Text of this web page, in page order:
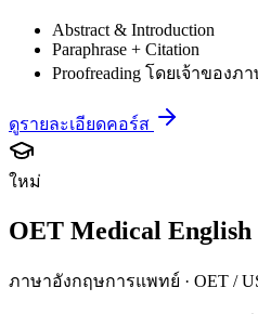
Abstract & Introduction
Paraphrase + Citation
Proofreading โดยเจ้าของภ
ดูรายละเอียดคอร์ส
ใหม่
OET Medical English
ภาษาอังกฤษการแพทย์ · OET /